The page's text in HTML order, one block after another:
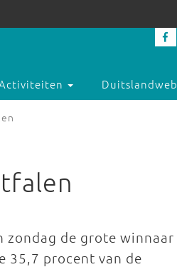
Duitslandweb
zondag de grote winnaar
35,7 procent van de